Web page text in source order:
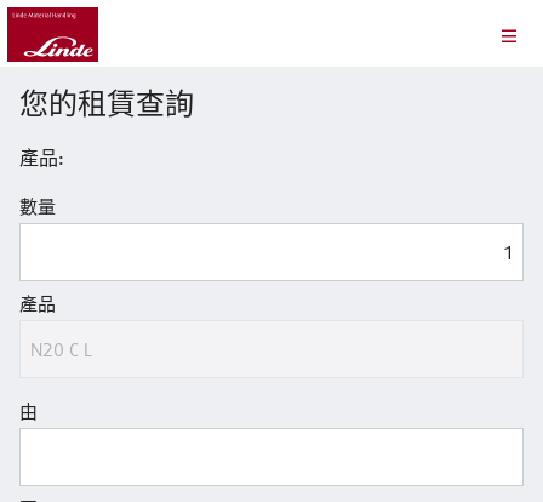
您的租賃查詢
產品:
數量
產品
由